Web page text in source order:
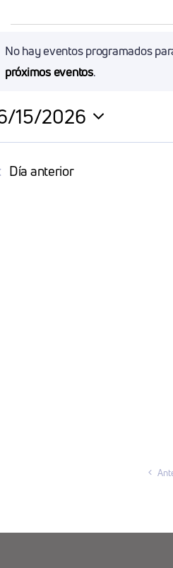
Aviso
No hay eventos programados
próximos eventos.
15/2026
Día anterior